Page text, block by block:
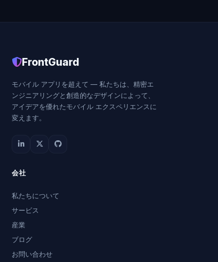
FrontGuard
モバイル アプリを超えて — 私たちは、精密エ
ンジニアリングと創造的なデザインによって、
アイデアを優れたモバイル エクスペリエンスに
変えます。
会社
私たちについて
サービス
産業
ブログ
お問い合わせ